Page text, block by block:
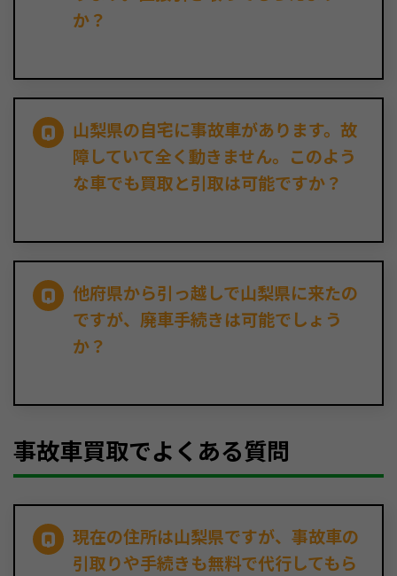
か？
山梨県の自宅に事故車があります。故
障していて全く動きません。このよう
な車でも買取と引取は可能ですか？
他府県から引っ越しで山梨県に来たの
ですが、廃車手続きは可能でしょう
か？
事故車買取でよくある質問
現在の住所は山梨県ですが、事故車の
引取りや手続きも無料で代行してもら